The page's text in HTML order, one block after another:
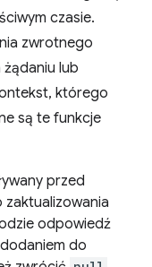
czasie.
zwrotnego
lub
którego
są te funkcje
przed
zaktualizowania
odpowiedź
do